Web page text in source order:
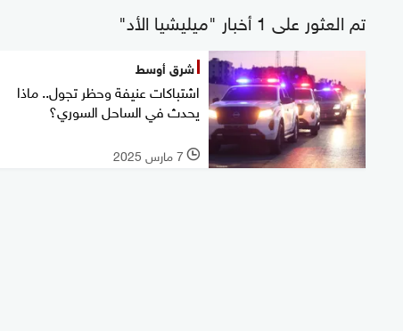
تم العثور على 1 أخبار "ميليشيا الأد"
شرق أوسط
اشتباكات عنيفة وحظر تجول.. ماذا
يحدث في الساحل السوري؟
l 7 مارس 2025